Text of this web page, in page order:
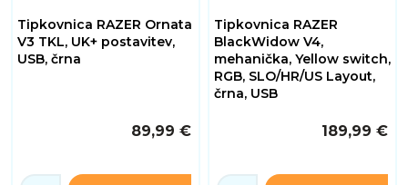
Tipkovnica RAZER Ornata
V3 TKL, UK+ postavitev,
USB, črna
89,99 €
Tipkovnica RAZER
BlackWidow V4,
mehanička, Yellow switch,
RGB, SLO/HR/US Layout,
črna, USB
189,99 €